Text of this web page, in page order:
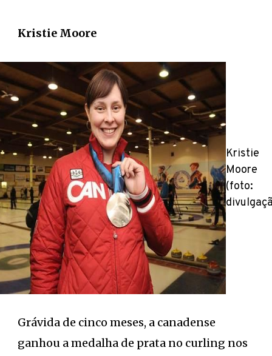
Kristie Moore
Kristie
Moore
(foto:
Grávida de cinco meses, a canadense
ganhou a medalha de prata no curling nos